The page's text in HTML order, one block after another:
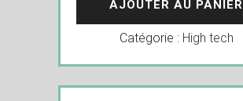
AJOUTER AU PANIER
Catégorie : High tech